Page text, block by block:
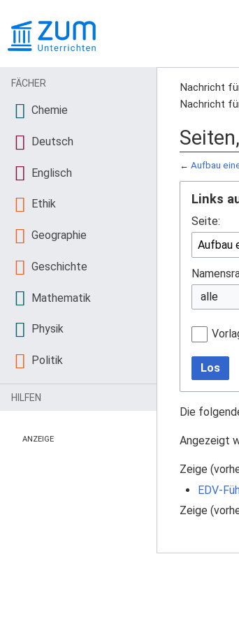
Nachricht
Nachricht
← Aufbau
Links
Seite:
Los
Die
Angezeigt
Zeige (
EDV-
Zeige (
FÄCHER
Chemie
Deutsch
Englisch
Ethik
Geographie
Geschichte
Mathematik
Physik
Politik
HILFEN
ANZEIGE